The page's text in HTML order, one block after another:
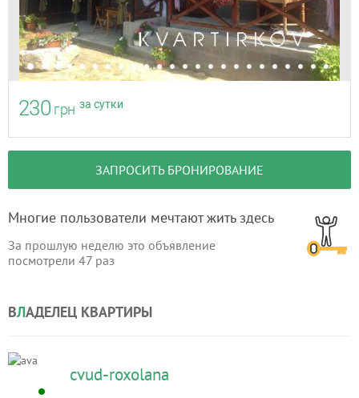
230 грн за сутки
ЗАПРОСИТЬ БРОНИРОВАНИЕ
Многие пользователи мечтают жить здесь
За прошлую неделю это объявление
посмотрели 47 раз
ВЛАДЕЛЕЦ КВАРТИРЫ
cvud-roxolana